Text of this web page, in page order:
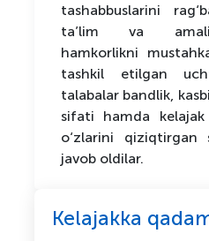
tashabbuslarini
ta’lim va
hamkorlikni
tashkil etilgan
talabalar bandlik,
sifati hamda
o‘zlarini qiziqtirgan
javob oldilar.
Kelajakka